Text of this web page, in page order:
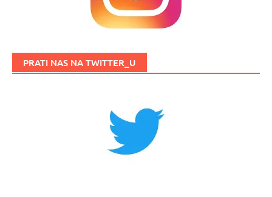
PRATI NAS NA TWITTER_U